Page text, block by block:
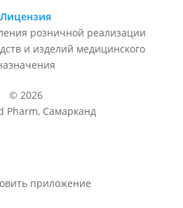
Лицензия
розничной реализации
и изделий медицинского
© 2026
Pharm, Самарканд